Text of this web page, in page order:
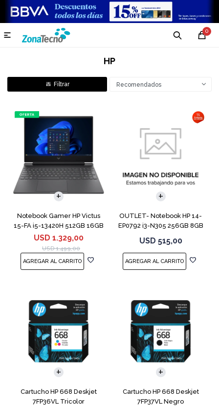
0

HP
Recomendados
Notebook Gamer HP Victus
15-FA i5-13420H 512GB 16GB
RTX 4050
USD 1.329,00
USD 1.499,00
COMPARAR
OUTLET- Notebook HP 14-
EP0792 i3-N305 256GB 8GB
USD 515,00
COMPARAR
Cartucho HP 668 Deskjet
7FP36VL Tricolor
Cartucho HP 668 Deskjet
7FP37VL Negro